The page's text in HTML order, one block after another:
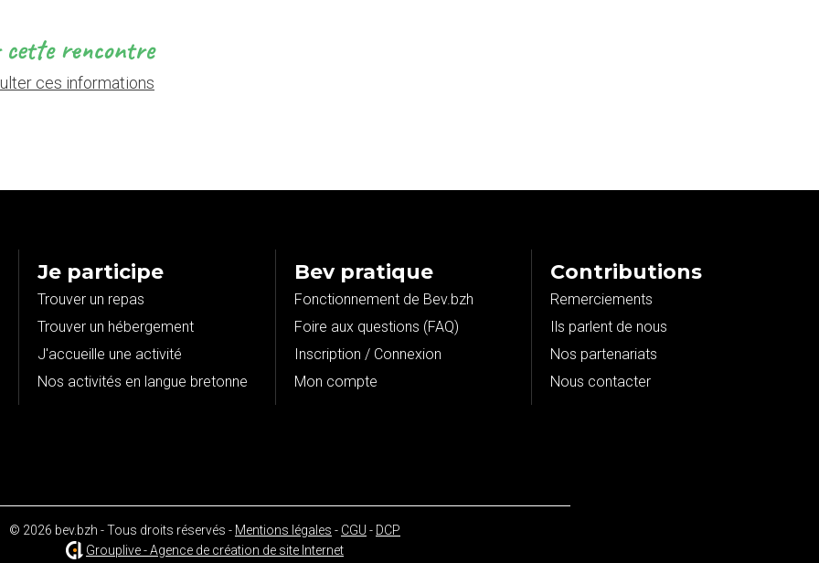
rencontre
ces informations
Je participe
Trouver un repas
Trouver un hébergement
J'accueille une activité
Nos activités en langue bretonne
Bev pratique
Fonctionnement de Bev.bzh
Foire aux questions (FAQ)
Inscription / Connexion
Mon compte
Contributions
Remerciements
Ils parlent de nous
Nos partenariats
Nous contacter
© 2026 bev.bzh - Tous droits réservés - Mentions légales - CGU - DCP
Grouplive - Agence de création de site Internet